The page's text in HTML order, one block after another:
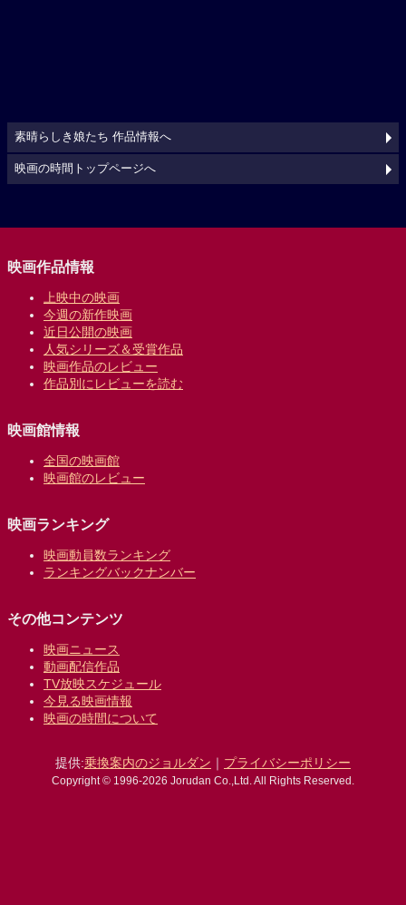
素晴らしき娘たち 作品情報へ
映画の時間トップページへ
映画作品情報
上映中の映画
今週の新作映画
近日公開の映画
人気シリーズ＆受賞作品
映画作品のレビュー
作品別にレビューを読む
映画館情報
全国の映画館
映画館のレビュー
映画ランキング
映画動員数ランキング
ランキングバックナンバー
その他コンテンツ
映画ニュース
動画配信作品
TV放映スケジュール
今見る映画情報
映画の時間について
提供:乗換案内のジョルダン ｜ プライバシーポリシー
Copyright © 1996-2026 Jorudan Co.,Ltd. All Rights Reserved.